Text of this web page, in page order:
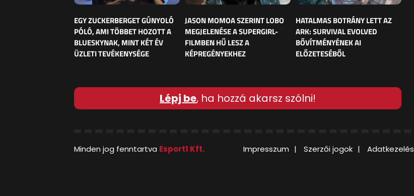
EGY ZUCKERBERGET GÚNYOLÓ
PÓLÓ, AMI TÖBBET HOZOTT A
BLUESKYNAK, MINT KÉT ÉV
ÜZLETI TEVÉKENYSÉGE
JASON MOMOA SZERINT LOBO
MEGJELENÉSE A SUPERGIRL-
FILMBEN HŰ LESZ A
KÉPREGÉNYEKHEZ
HATALMAS BOTRÁNY LETT AZ
ARK: SURVIVAL EVOLVED
BŐVÍTMÉNYÉNEK AI
ELŐZETESÉBŐL
Lépj be, ha hozzá akarsz szólni!
Minden jog fenntartva Esport1 Kft. Impresszum Szerzői jogok Adatkezelés